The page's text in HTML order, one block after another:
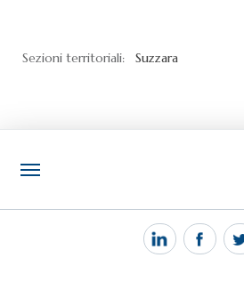
Sezioni territoriali: Suzzara
NOTIZIE
PEC MANTOVA MAIL